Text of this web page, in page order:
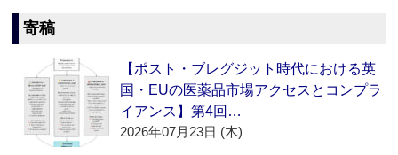
寄稿
【ポスト・ブレグジット時代における英
国・EUの医薬品市場アクセスとコンプラ
イアンス】第4回…
2026年07月23日 (木)